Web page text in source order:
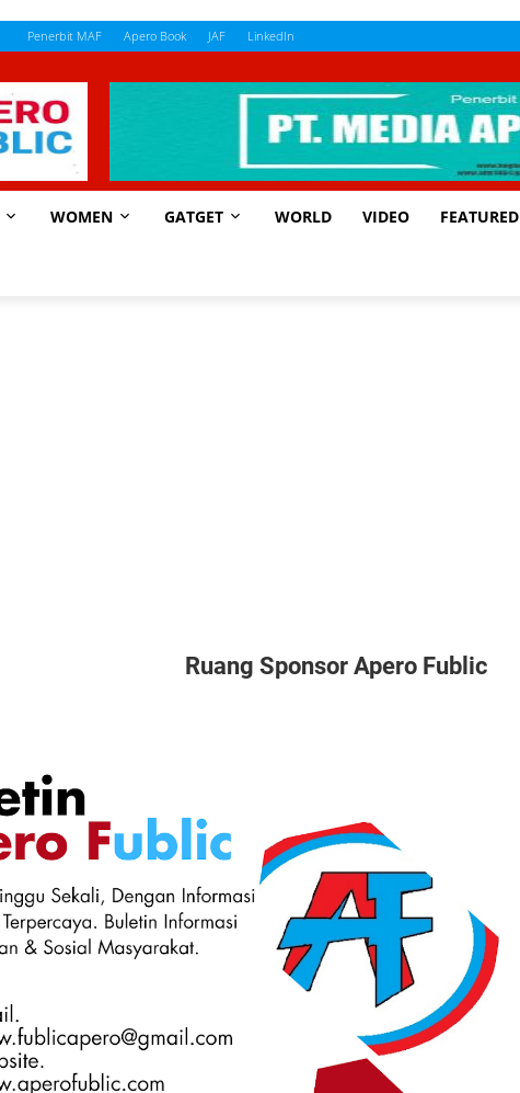
Penerbit MAF Apero Book JAF LinkedIn
WOMEN
GATGET WORLD VIDEO FEATURED
Ruang Sponsor Apero Fublic